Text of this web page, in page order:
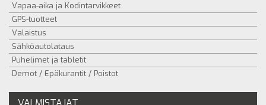
Vapaa-aika ja Kodintarvikkeet
GPS-tuotteet
Valaistus
Sähköautolataus
Puhelimet ja tabletit
Demot / Epäkurantit / Poistot